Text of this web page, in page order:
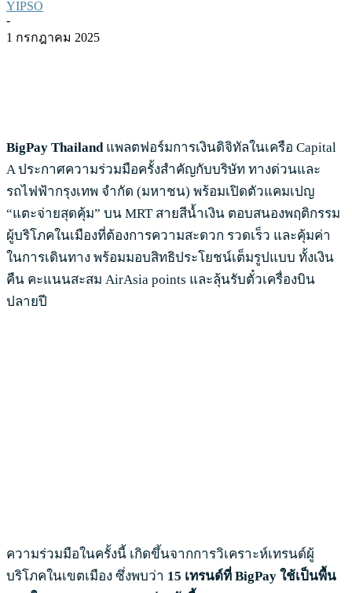
YIPSO
-
1 กรกฎาคม 2025
BigPay Thailandแพลตฟอร์มการเงินดิจิทัลในเครือ Capital
A ประกาศความร่วมมือครั้งสำคัญกับบริษัท ทางด่วนและ
รถไฟฟ้ากรุงเทพ จำกัด (มหาชน) พร้อมเปิดตัวแคมเปญ
“แตะจ่ายสุดคุ้ม” บน MRT สายสีน้ำเงิน ตอบสนองพฤติกรรม
ผู้บริโภคในเมืองที่ต้องการความสะดวก รวดเร็ว และคุ้มค่า
ในการเดินทาง พร้อมมอบสิทธิประโยชน์เต็มรูปแบบ ทั้งเงิน
คืน คะแนนสะสม AirAsia points และลุ้นรับตั๋วเครื่องบิน
ปลายปี
ความร่วมมือในครั้งนี้ เกิดขึ้นจากการวิเคราะห์เทรนด์ผู้
บริโภคในเขตเมือง ซึ่งพบว่า 15 เทรนด์ที่ BigPay ใช้เป็นพื้น